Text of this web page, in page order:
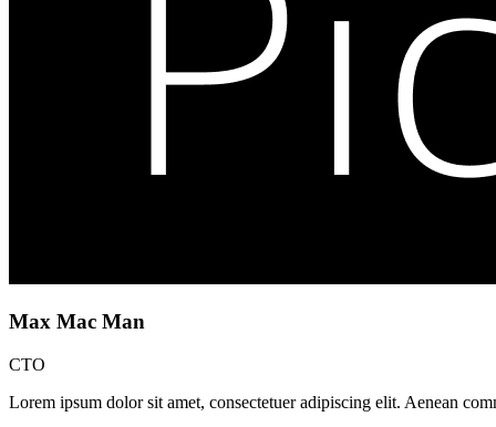
Max Mac Man
CTO
Lorem ipsum dolor sit amet, consectetuer adipiscing elit. Aenean